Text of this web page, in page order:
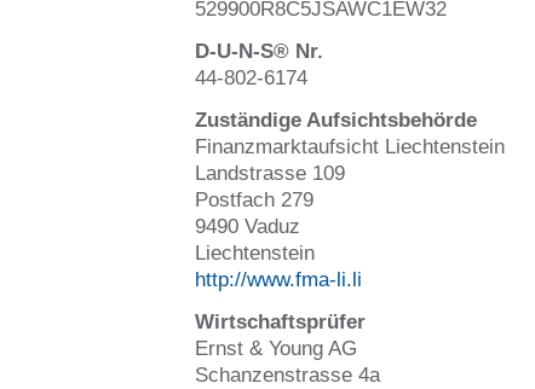
529900R8C5JSAWC1EW32
D-U-N-S® Nr.
44-802-6174
Zuständige Aufsichtsbehörde
Finanzmarktaufsicht Liechtenstein
Landstrasse 109
Postfach 279
9490 Vaduz
Liechtenstein
http://www.fma-li.li
Wirtschaftsprüfer
Ernst & Young AG
Schanzenstrasse 4a